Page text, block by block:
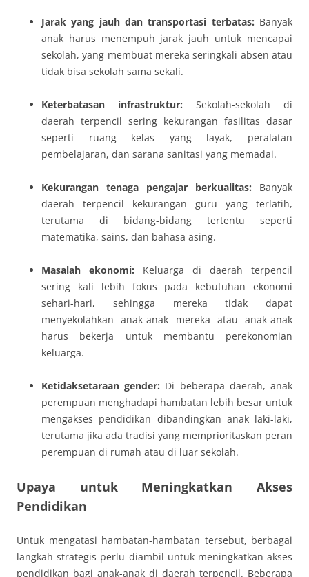
Jarak yang jauh dan transportasi terbatas: Banyak
anak harus menempuh jarak jauh untuk mencapai
sekolah, yang membuat mereka seringkali absen atau
tidak bisa sekolah sama sekali.
Keterbatasan infrastruktur: Sekolah-sekolah di
daerah terpencil sering kekurangan fasilitas dasar
seperti ruang kelas yang layak, peralatan
pembelajaran, dan sarana sanitasi yang memadai.
Kekurangan tenaga pengajar berkualitas: Banyak
daerah terpencil kekurangan guru yang terlatih,
terutama di bidang-bidang tertentu seperti
matematika, sains, dan bahasa asing.
Masalah ekonomi: Keluarga di daerah terpencil
sering kali lebih fokus pada kebutuhan ekonomi
sehari-hari, sehingga mereka tidak dapat
menyekolahkan anak-anak mereka atau anak-anak
harus bekerja untuk membantu perekonomian
keluarga.
Ketidaksetaraan gender: Di beberapa daerah, anak
perempuan menghadapi hambatan lebih besar untuk
mengakses pendidikan dibandingkan anak laki-laki,
terutama jika ada tradisi yang memprioritaskan peran
perempuan di rumah atau di luar sekolah.
Upaya untuk Meningkatkan Akses
Pendidikan
Untuk mengatasi hambatan-hambatan tersebut, berbagai
langkah strategis perlu diambil untuk meningkatkan akses
pendidikan bagi anak-anak di daerah terpencil. Beberapa